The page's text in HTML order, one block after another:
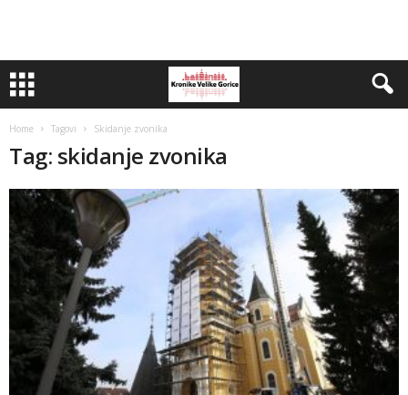
Home Tagovi Skidanje zvonika
Tag: skidanje zvonika